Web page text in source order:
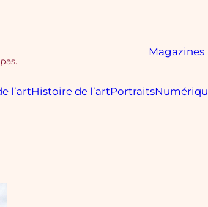
Magazines
l’artHistoire de l’artPortraits